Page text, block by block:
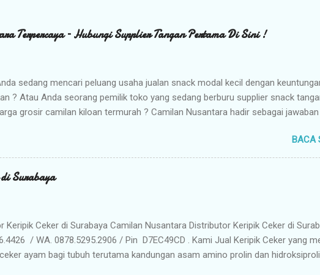
Terpercaya – Hubungi Supplier Tangan Pertama Di Sini !
sedang mencari peluang usaha jualan snack modal kecil dengan
? Atau Anda seorang pemilik toko yang sedang berburu supplier snack
grosir camilan kiloan termurah ? Camilan Nusantara hadir sebagai
dan camilan kering berkualitas premium langsung dari gudang pusat
Camilan Nusantara sebagai Mitra Bisnis Anda ? Harga Grosir Tangan
distributor utama, Anda mendapatkan jaminan harga termurah untuk
Anda saat dijual kembali. Kualitas & Rasa Terjamin : Produk dikemas secara
BACA
Surabaya
Keripik Ceker di Surabaya Camilan Nusantara Distributor Keripik Ceker di
/ WA. 0878.5295.2906 / Pin D7EC49CD . Kami Jual Keripik Ceker yang
ayam bagi tubuh terutama kandungan asam amino prolin dan